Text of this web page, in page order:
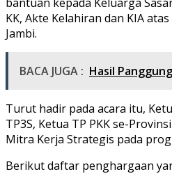
KK, Akte Kelahiran dan KIA
Jambi.
BACA JUGA : Hasil
Turut hadir pada acara itu,
TP3S, Ketua TP PKK se-
Mitra Kerja Strategis pada
Berikut daftar penghargaan